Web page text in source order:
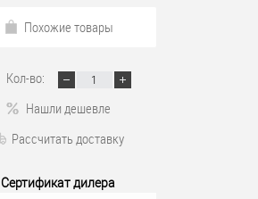
Похожие товары
Кол-во:
Нашли дешевле
Рассчитать доставку
Сертификат дилера